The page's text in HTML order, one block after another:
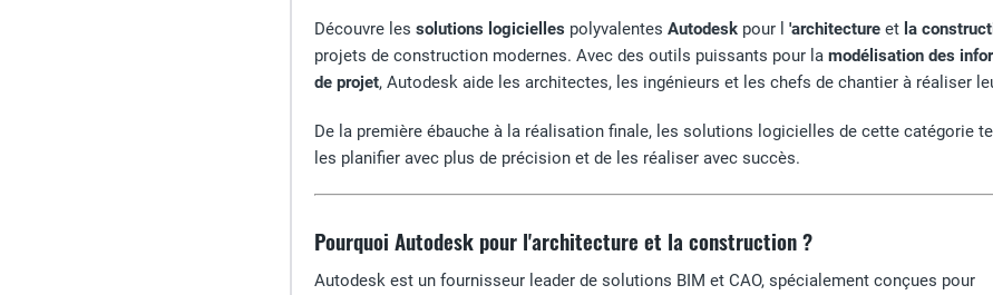
Découvre les solutions logicielles polyvalentes Autodesk pour l 'architecture et la
projets de construction modernes. Avec des outils puissants pour la modélisation des
de projet, Autodesk aide les architectes, les ingénieurs et les chefs de chantier à réaliser
De la première ébauche à la réalisation finale, les solutions logicielles de cette catégorie
les planifier avec plus de précision et de les réaliser avec succès.
Pourquoi Autodesk pour l'architecture et la construction ?
Autodesk est un fournisseur leader de solutions BIM et CAO, spécialement conçues pour